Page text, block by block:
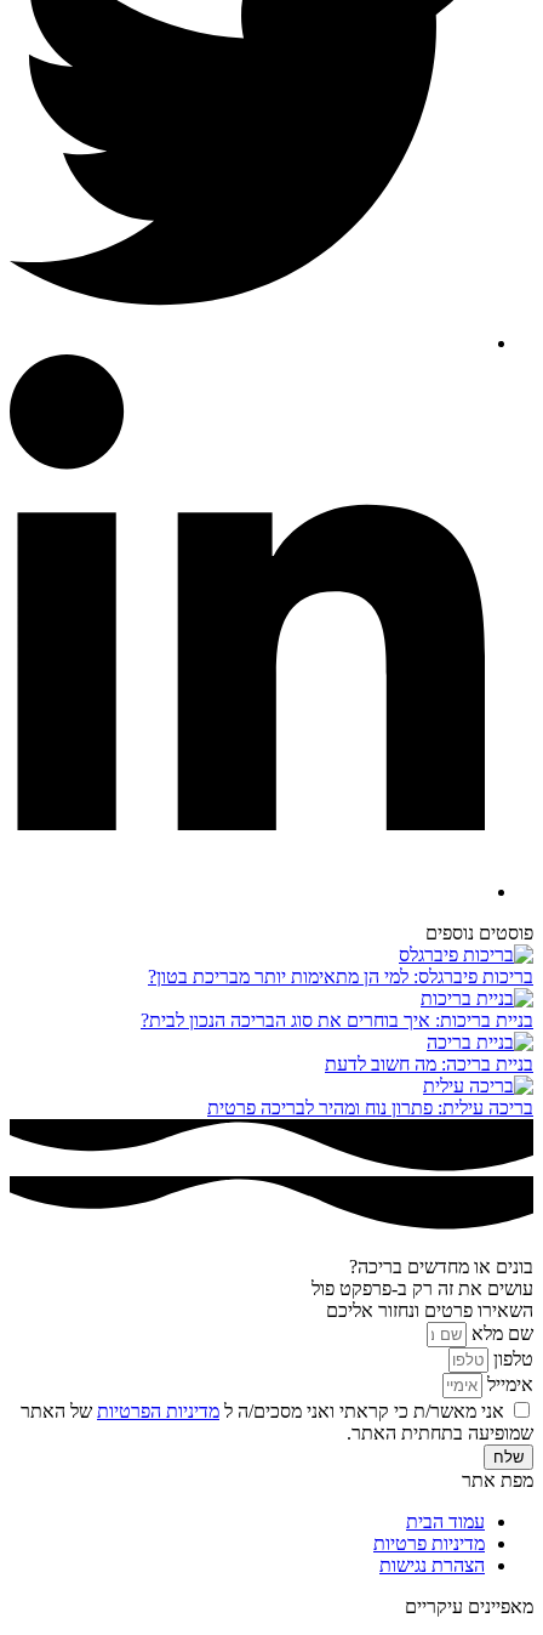
פוסטים נוספים
בריכות פיברגלס: למי הן מתאימות יותר מבריכת בטון?
בניית בריכות: איך בוחרים את סוג הבריכה הנכון לבית?
בניית בריכה: מה חשוב לדעת
בריכה עילית: פתרון נוח ומהיר לבריכה פרטית
בונים או מחדשים בריכה?
עושים את זה רק ב-פרפקט פול
השאירו פרטים ונחזור אליכם
שם מלא
טלפון
אימייל
אני מאשר/ת כי קראתי ואני מסכים/ה ל מדיניות הפרטיות של האתר
שמופיעה בתחתית האתר.
שלח
מפת אתר
עמוד הבית
מדיניות פרטיות
הצהרת נגישות
מאפיינים עיקריים